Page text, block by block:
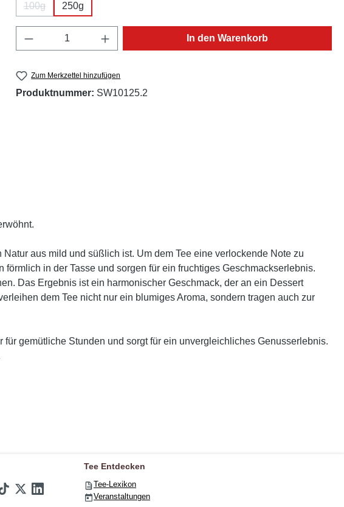
100g
(Diese Option ist zurzeit nicht verfügbar.)
250g
Produkt Anzahl: Gib den gewünschten Wert ein
In den Warenkorb
Zum Merkzettel hinzufügen
Produktnummer: SW10125.2
aus mild und süßlich ist. Um dem Tee eine verlockende Note zu
in der Tasse und sorgen für ein fruchtiges Geschmackserlebnis.
Das Ergebnis ist ein harmonischer Geschmack, der an ein Dessert
dem Tee nicht nur ein blumiges Aroma, sondern tragen auch zur
gemütliche Stunden und sorgt für ein unvergleichliches Genusserlebnis.
Tee Entdecken
Tee-Lexikon
Veranstaltungen